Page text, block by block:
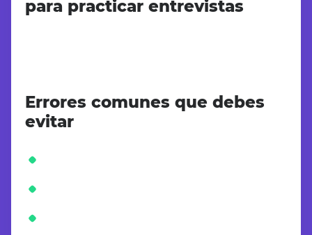
para practicar entrevistas
Errores comunes que debes
evitar